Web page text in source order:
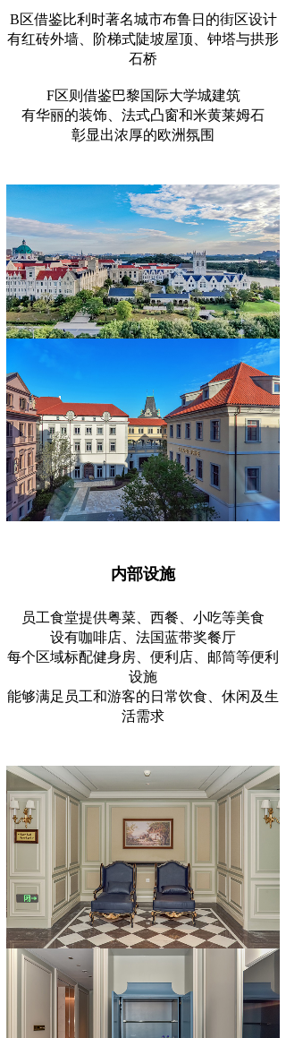
B区借鉴比利时著名城市布鲁日的街区设计
有红砖外墙、阶梯式陡坡屋顶、钟塔与拱形
石桥
F区则借鉴巴黎国际大学城建筑
有华丽的装饰、法式凸窗和米黄莱姆石
彰显出浓厚的欧洲氛围
内部设施
员工食堂提供粤菜、西餐、小吃等美食
设有咖啡店、法国蓝带奖餐厅
每个区域标配健身房、便利店、邮筒等便利
设施
能够满足员工和游客的日常饮食、休闲及生
活需求